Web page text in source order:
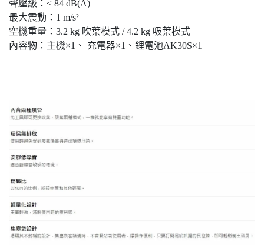
聲壓級：≤ 84 dB(A)
最大震動：1 m/s²
空機重量：3.2 kg 吹葉模式 / 4.2 kg 吸葉模式
內容物：主機×1、 充電器×1、鋰電池AK30S×1